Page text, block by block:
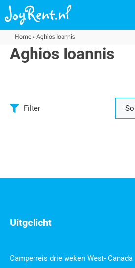
Home»Aghios Ioannis
Aghios Ioannis
Filter
Uitgelicht
Camperreis drie weken West- Canada